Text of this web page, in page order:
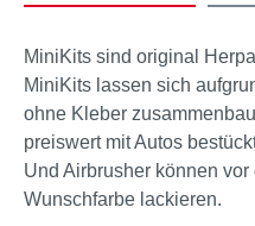
MiniKits sind original
MiniKits lassen sich
ohne Kleber
preiswert mit Autos
Und Airbrusher können
Wunschfarbe lackieren.